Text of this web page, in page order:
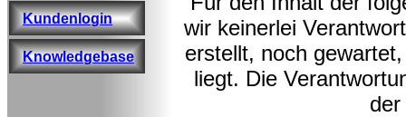
wir keinerlei
erstellt, noch
liegt. Die
Kundenlogin
Knowledgebase